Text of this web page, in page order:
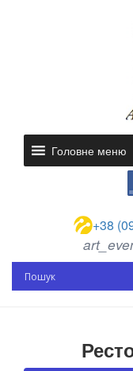
Головне меню
+38